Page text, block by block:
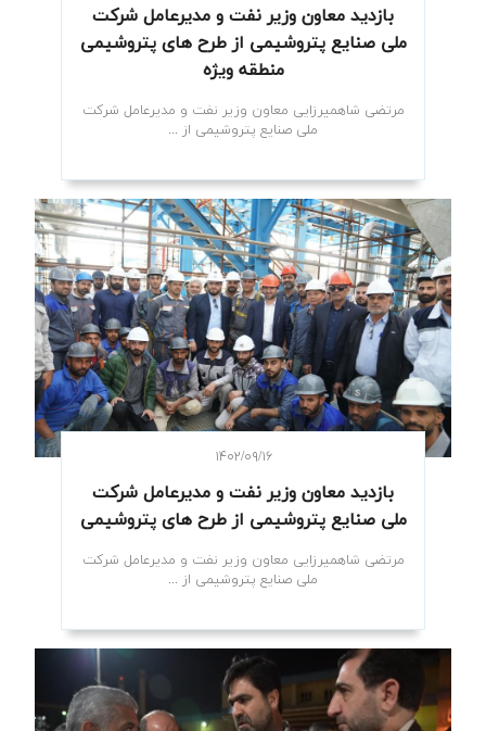
بازدید معاون وزیر نفت و مدیرعامل شرکت
ملی صنایع پتروشیمی از طرح های پتروشیمی
منطقه ویژه
مرتضی شاهمیرزایی معاون وزیر نفت و مدیرعامل شرکت
ملی صنایع پتروشیمی از ...
۱۴۰۲/۰۹/۱۶
بازدید معاون وزیر نفت و مدیرعامل شرکت
ملی صنایع پتروشیمی از طرح های پتروشیمی
مرتضی شاهمیرزایی معاون وزیر نفت و مدیرعامل شرکت
ملی صنایع پتروشیمی از ...